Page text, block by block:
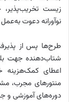
زیست تخریب‌پذیر،
نوآورانه دعوت
طرح‌ها پس از
شتاب‌دهنده جهت
اعطای کمک‌هزینه
منتورهای مجرب،
دوره‌های آموزشی و